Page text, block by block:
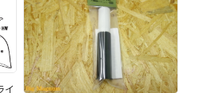
イ